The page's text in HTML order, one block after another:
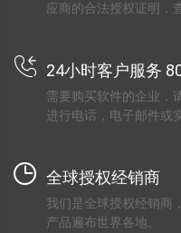
应商的合法授权证明，
24小时客户服务
需要购买软件的企业，
进行电话，电子邮件或
全球授权经销商
我们是全球授权经销商
产品遍布世界各地。